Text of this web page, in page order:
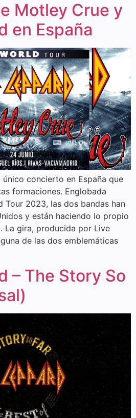
Motley Crue y
en España
concierto en España que
formaciones. Englobada
Tour 2023, las dos bandas han
y están haciendo lo propio
La gira, producida por Live
de las dos emblemáticas
– The Story So